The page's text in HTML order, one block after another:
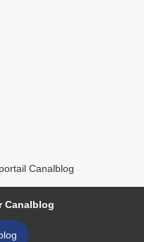
Canalblog
Canalblog